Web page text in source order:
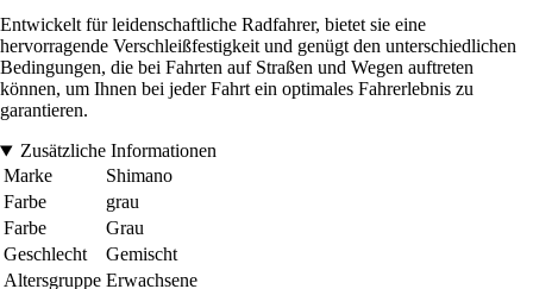
Entwickelt für leidenschaftliche Radfahrer, bietet sie eine
hervorragende Verschleißfestigkeit und genügt den unterschiedlichen
Bedingungen, die bei Fahrten auf Straßen und Wegen auftreten
können, um Ihnen bei jeder Fahrt ein optimales Fahrerlebnis zu
garantieren.
Zusätzliche Informationen
Marke
Shimano
Farbe
grau
Farbe
Grau
Geschlecht
Gemischt
Altersgruppe Erwachsene